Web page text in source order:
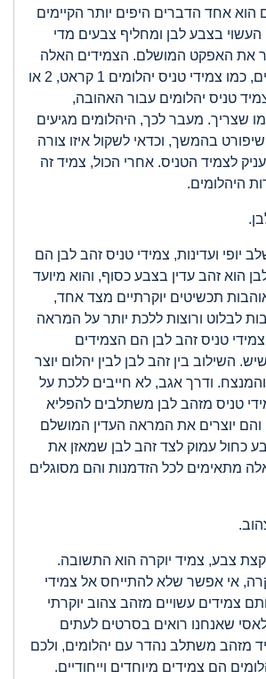
הוא אחד הדברים היפים יותר הקיימים
העשוי בצבע לבן ומחליף צבעים מדי
את האפקט המושלם. הצמידים האלה
נחלקים לכמה סוגים, כמו צמידי טניס יהלומים 1 קראט, 2 או
טניס יהלומים עבור האהובה,
שצריך. מעבר לכך, היהלומים מגיעים
שיפורט בהמשך, וכדאי לשקול איזו צורה
לצמיד הטניס. אחרי הכול, צמיד זה
היהלומים.
יופי ועדינות, צמידי טניס זהב לבן הם
הוא זהב עדין בצבע כסוף, והוא מיועד
תכשיטים יוקרתיים מצד אחד,
לבלוט ורוצות ללכת יותר על המראה
צמידי טניס זהב לבן הם הצמידים
השילוב בין זהב לבן לבין יהלום יוצר
והמנצח. ודרך אגב, לא חייבים ללכת על
טניס מזהב לבן משתלבים להפליא
והם יוצרים את המראה העדין המושלם
כחול עמוק לצד זהב לבן שמאזן את
מתאימים לכל הזדמנות והם מסוגלים
צבע, צמיד יוקרה הוא התשובה.
אי אפשר שלא להתייחס אל צמידי
צמידים עשויים מזהב צהוב יוקרתי
שאנחנו רואים בסרטים לעתים
מזהב משתלב נהדר עם יהלומים, ולכם
הם צמידים מיוחדים וייחודיים.